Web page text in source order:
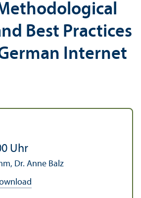
Best Practices
Internet
Uhr
Dr. Anne Balz